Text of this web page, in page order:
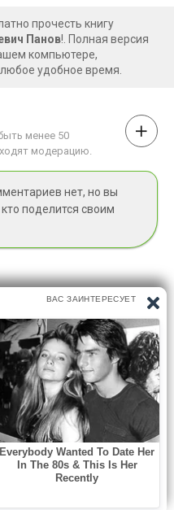
прочесть книгу
Панов!. Полная версия
компьютере,
удобное время.
менее 50
модерацию.
нет, но вы
поделится своим